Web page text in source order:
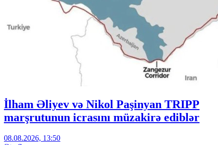
İlham Əliyev və Nikol Paşinyan TRIPP
marşrutunun icrasını müzakirə ediblər
08.08.2026, 13:50